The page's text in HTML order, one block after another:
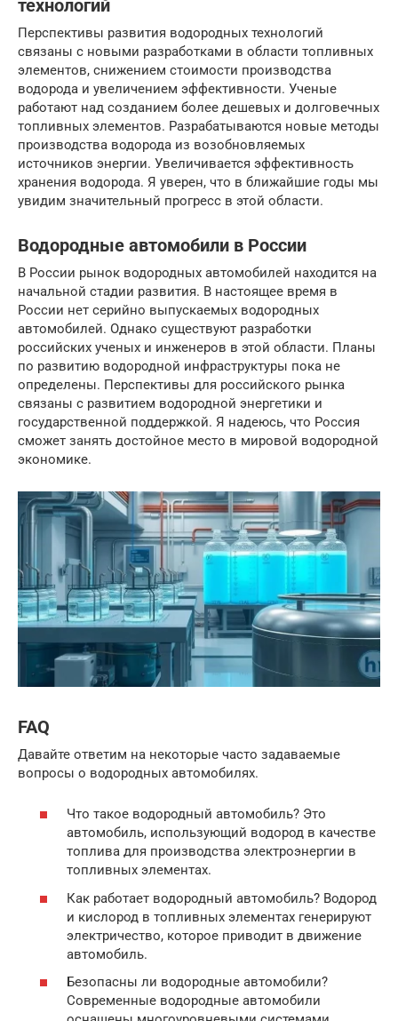
технологий
Перспективы развития водородных технологий
связаны с новыми разработками в области топливных
элементов, снижением стоимости производства
водорода и увеличением эффективности. Ученые
работают над созданием более дешевых и долговечных
топливных элементов. Разрабатываются новые методы
производства водорода из возобновляемых
источников энергии. Увеличивается эффективность
хранения водорода. Я уверен, что в ближайшие годы мы
увидим значительный прогресс в этой области.
Водородные автомобили в России
В России рынок водородных автомобилей находится на
начальной стадии развития. В настоящее время в
России нет серийно выпускаемых водородных
автомобилей. Однако существуют разработки
российских ученых и инженеров в этой области. Планы
по развитию водородной инфраструктуры пока не
определены. Перспективы для российского рынка
связаны с развитием водородной энергетики и
государственной поддержкой. Я надеюсь, что Россия
сможет занять достойное место в мировой водородной
экономике.
FAQ
Давайте ответим на некоторые часто задаваемые
вопросы о водородных автомобилях.
Что такое водородный автомобиль? Это
автомобиль, использующий водород в качестве
топлива для производства электроэнергии в
топливных элементах.
Как работает водородный автомобиль? Водород
и кислород в топливных элементах генерируют
электричество, которое приводит в движение
автомобиль.
Безопасны ли водородные автомобили?
Современные водородные автомобили